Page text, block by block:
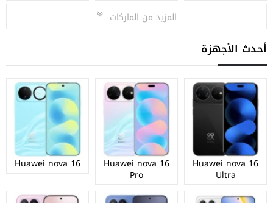
المزيد من الماركات
أحدث الأجهزة
Huawei nova 16
Ultra
Huawei nova 16
Pro
Huawei nova 16